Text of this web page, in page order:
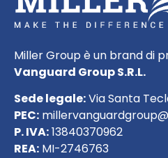
Miller Group è un brand di
Vanguard Group S.R.L.
Sede legale:Via Santa
PEC:
P. IVA:13840370962
REA: MI-2746763